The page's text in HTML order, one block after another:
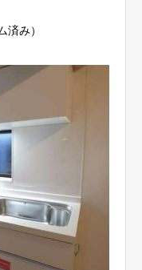
済み）